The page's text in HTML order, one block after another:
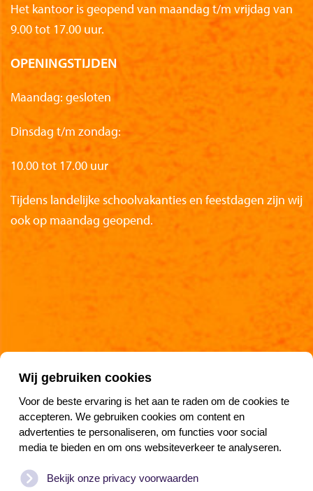
Wij gebruiken cookies
Voor de beste ervaring is het aan te raden om de cookies te
accepteren. We gebruiken cookies om content en
advertenties te personaliseren, om functies voor social
media te bieden en om ons websiteverkeer te analyseren.
Bekijk onze privacy voorwaarden
Het kantoor is geopend van maandag t/m vrijdag van
9.00 tot 17.00 uur.
OPENINGSTIJDEN
Maandag: gesloten
Dinsdag t/m zondag:
10.00 tot 17.00 uur
Tijdens landelijke schoolvakanties en feestdagen zijn wij
ook op maandag geopend.
Blijf op koers